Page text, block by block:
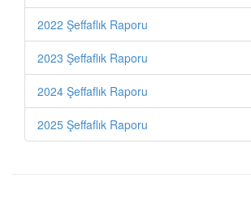
2022 Şeffaflık Raporu
2023 Şeffaflık Raporu
2024 Şeffaflık Raporu
2025 Şeffaflık Raporu